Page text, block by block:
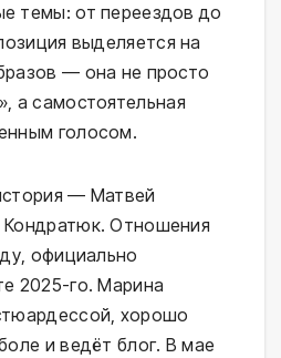
темы: от переездов до
выделяется на
— она не просто
а самостоятельная
голосом.
— Матвей
Отношения
официально
2025-го. Марина
хорошо
и ведёт блог. В мае